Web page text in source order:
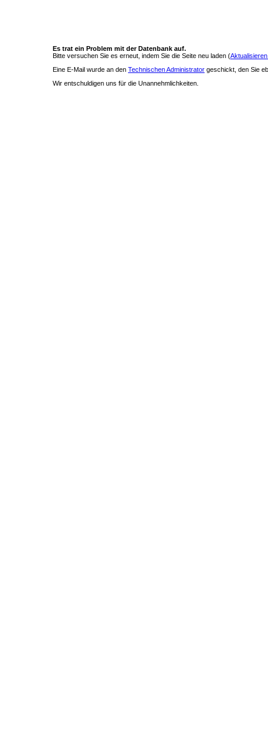
Es trat ein Problem mit der Datenbank auf.
Bitte versuchen Sie es erneut, indem Sie die Seite neu laden (
Eine E-Mail wurde an den Technischen Administrator geschickt, den Sie
Wir entschuldigen uns für die Unannehmlichkeiten.